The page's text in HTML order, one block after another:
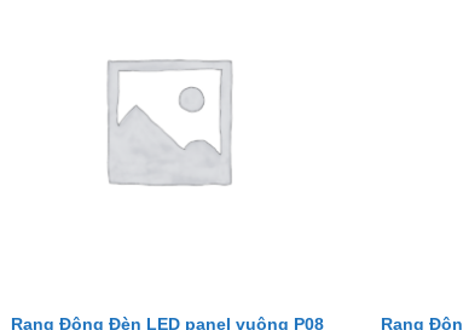
Rạng Đông Đèn LED panel vuông P08
Rạng